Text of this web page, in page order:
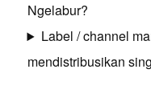
Ngelabur?
Label / channel
mendistribusikan